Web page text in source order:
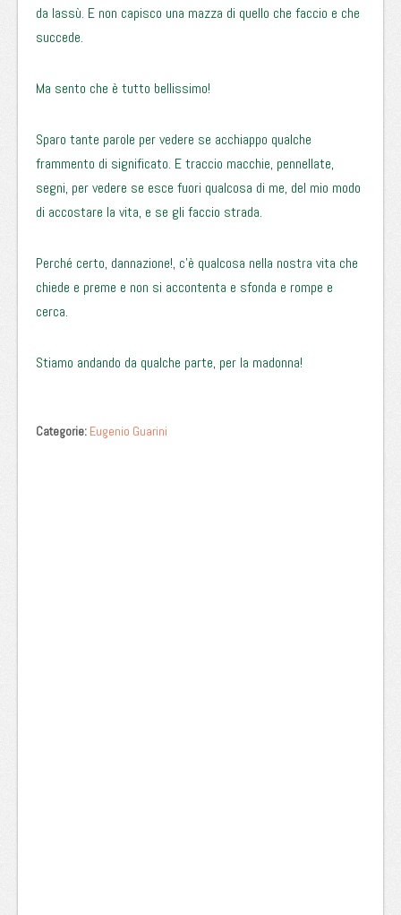
da lassù. E non capisco una mazza di quello che faccio e che
succede.
Ma sento che è tutto bellissimo!
Sparo tante parole per vedere se acchiappo qualche
frammento di significato. E traccio macchie, pennellate,
segni, per vedere se esce fuori qualcosa di me, del mio modo
di accostare la vita, e se gli faccio strada.
Perché certo, dannazione!, c’è qualcosa nella nostra vita che
chiede e preme e non si accontenta e sfonda e rompe e
cerca.
Stiamo andando da qualche parte, per la madonna!
Categorie: Eugenio Guarini